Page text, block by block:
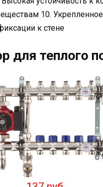
10.
к стене
для теплого